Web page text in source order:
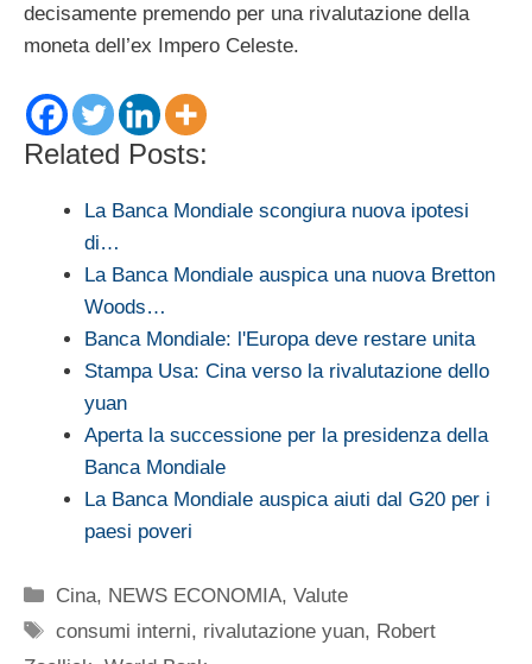
decisamente premendo per una rivalutazione della
moneta dell’ex Impero Celeste.
Related Posts:
La Banca Mondiale scongiura nuova ipotesi
di…
La Banca Mondiale auspica una nuova Bretton
Woods…
Banca Mondiale: l'Europa deve restare unita
Stampa Usa: Cina verso la rivalutazione dello
yuan
Aperta la successione per la presidenza della
Banca Mondiale
La Banca Mondiale auspica aiuti dal G20 per i
paesi poveri
Categorie
Cina, NEWS ECONOMIA,Valute
Tag
consumi interni, rivalutazione yuan, Robert